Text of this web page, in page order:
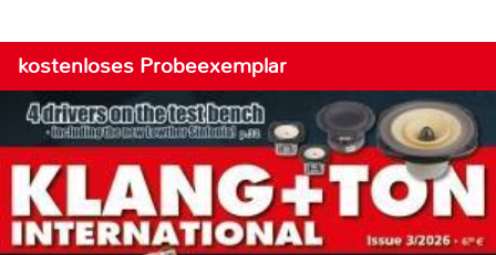
kostenloses Probeexemplar